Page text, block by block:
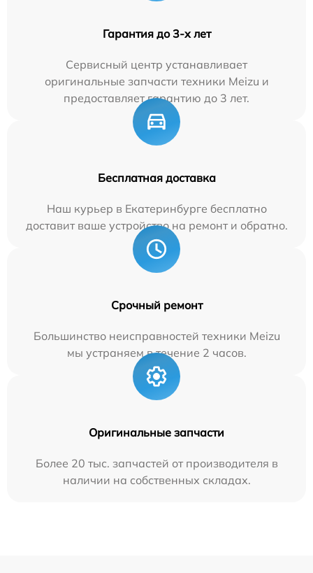
Гарантия до 3-х лет
Сервисный центр устанавливает
оригинальные запчасти техники Meizu и
предоставляет гарантию до 3 лет.
Бесплатная доставка
Наш курьер в Екатеринбурге бесплатно
доставит ваше устройство на ремонт и обратно.
Срочный ремонт
Большинство неисправностей техники Meizu
мы устраняем в течение 2 часов.
Оригинальные запчасти
Более 20 тыс. запчастей от производителя в
наличии на собственных складах.